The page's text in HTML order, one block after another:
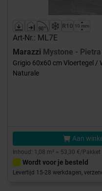
Art-Nr.: ML7E
Marazzi Mystone -
Grigio 60x60 cm Vloertegel /
Naturale
Aan
Inhoud: 1,08 m² = 53,30 €/Pakket
Wordt voor je besteld
Levertijd 15-28 werkdagen,